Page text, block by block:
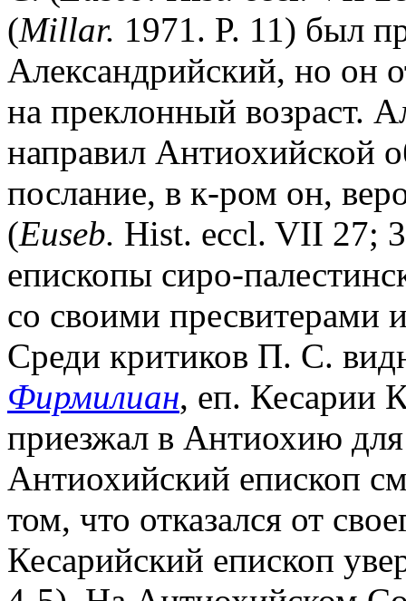
(Millar. 1971. P. 11) был
Александрийский, но он
на преклонный возраст.
направил Антиохийской
послание, в к-ром он,
(Euseb. Hist. eccl. VII 27;
епископы сиро-
со своими
Среди критиков П. С.
Фирмилиан, еп. Кесарии
приезжал в Антиохию
Антиохийский епископ
том, что отказался от
Кесарийский епископ